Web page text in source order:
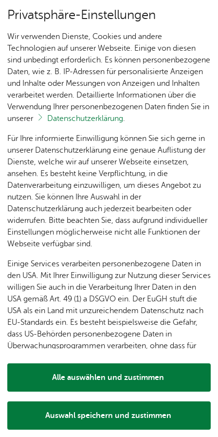
Un­se­re Ort­schaft
Ak­tu­
1250
Jahre
Ai­lin­
gen
chen­
markt
Mit­tei­
lungs­
blatt
Zah­
len,
Daten
& Fak­
ten
Ai­lin­
ger
Fe­ri­
en­
Ge­
schic
h­te
Orts­
vor­
& Ort­
schaft
s­rat
Ver­
eins­le­
ben
Lo­ka­le
Agen­
da
Ak­ti­on
mein­
sinn
Ai­lin­
gen
Öf­
fent­li­
Ein­
rich­
tun­
gen
Bil­der
Orts­
plan
Aus­bil­
dung
& of­fe­
Ak­tu­el­les
Vor­le­sen
Frei­tag, 12. Juni 2026
Auch in diesem Sommer bietet die
Volkshochschule Friedrichshafen in Kooperation
mit der PSG Friedrichshafen ihr beliebtes
Sommerferienprogramm AKApulko an. Vom 3. bis
7. August sowie vom 10. bis 14. August erleben
Kinder im Alter von acht bis vierzehn Jahren eine
abwechslungsreiche Ferienwoche. Kreative und
sportliche Angebote laden zum Entdecken,
Ausprobieren und Mitmachen ein.
Privatsphäre-Einstellungen
Wir verwenden Dienste, Cookies und andere
Technologien auf unserer Webseite. Einige von diesen
sind unbedingt erforderlich. Es können personenbezogene
Daten, wie z. B. IP-Adressen für personalisierte Anzeigen
und Inhalte oder Messungen von Anzeigen und Inhalten
verarbeitet werden. Detaillierte Informationen über die
Verwendung Ihrer personenbezogenen Daten finden Sie in
unserer
Datenschutzerklärung.
Für Ihre informierte Einwilligung können Sie sich gerne in
unserer Datenschutzerklärung eine genaue Auflistung der
Dienste, welche wir auf unserer Webseite einsetzen,
ansehen. Es besteht keine Verpflichtung, in die
Datenverarbeitung einzuwilligen, um dieses Angebot zu
nutzen. Sie können Ihre Auswahl in der
Datenschutzerklärung auch jederzeit bearbeiten oder
widerrufen. Bitte beachten Sie, dass aufgrund individueller
Einstellungen möglicherweise nicht alle Funktionen der
Webseite verfügbar sind.
Einige Services verarbeiten personenbezogene Daten in
den USA. Mit Ihrer Einwilligung zur Nutzung dieser Services
willigen Sie auch in die Verarbeitung Ihrer Daten in den
USA gemäß Art. 49 (1) a DSGVO ein. Der EuGH stuft die
USA als ein Land mit unzureichendem Datenschutz nach
EU-Standards ein. Es besteht beispielsweise die Gefahr,
dass US-Behörden personenbezogene Daten in
Überwachungsprogrammen verarbeiten, ohne dass für
Auswahl speichern und zustimmen
Alle auswählen und zustimmen